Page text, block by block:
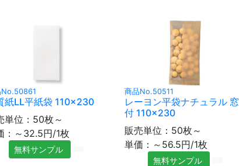
No.50861
紙LL平紙袋 110×230
単位：50枚～
：～32.5円/1枚
無料サンプル
商品No.50511
レーヨン平袋ナチュラル 窓
付 110×230
販売単位：50枚～
単価：～56.5円/1枚
無料サンプル